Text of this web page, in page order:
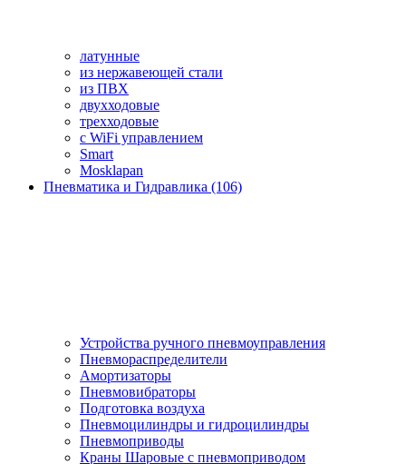
латунные
из нержавеющей стали
из ПВХ
двухходовые
трехходовые
с WiFi управлением
Smart
Mosklapan
Пневматика и Гидравлика (106)
Устройства ручного пневмоуправления
Пневмораспределители
Амортизаторы
Пневмовибраторы
Подготовка воздуха
Пневмоцилиндры и гидроцилиндры
Пневмоприводы
Краны Шаровые с пневмоприводом